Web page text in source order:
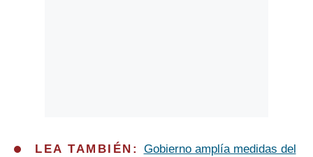
LEA TAMBIÉN: Gobierno amplía medidas del